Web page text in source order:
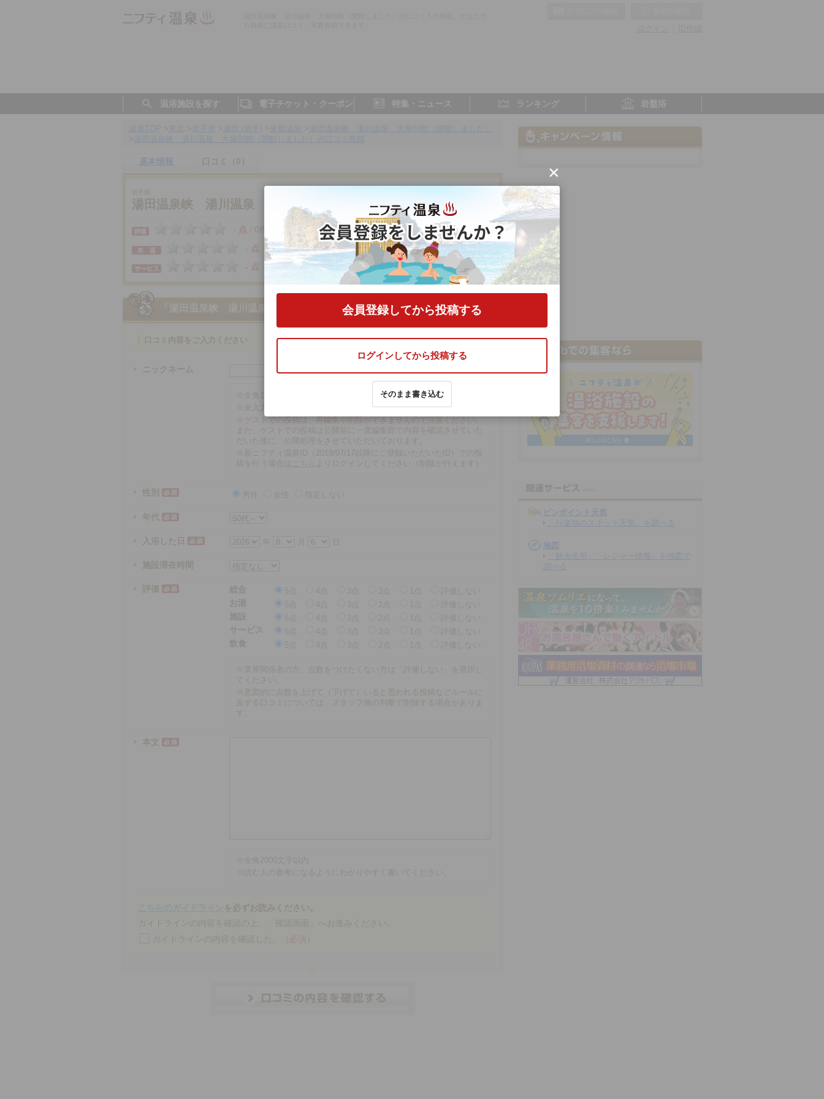
温浴施設を探す 電子チケット・クーポン 特集・ニュース ランキング 岩盤浴
基本情報 口コミ（0）
岩手県
湯田温泉峡 湯川温泉 大扇別館（閉館しました）
- 点 / 0件 岩手県／湯田 (岩手)
- 点
- 点
- 点
- 点
「湯田温泉峡 湯川温泉 大扇別館（閉館しました）」の口コミをする
ニックネーム
※ 全角16文字以内
※ 未入力の場合、匿名で投稿されます。
※ゲストでの投稿は、再編集や削除ができませんので注意ください。
また、ゲストでの投稿は公開前に一度編集部で内容を確認させていた
だいた後に、公開処理をさせていただいております。
※ 新ニフティ温泉ID（2018/07/17以降にご登録いただいたID）での投
稿を行う場合は
こちら よりログインしてください（削除が行えます）
性別 男性 女性 指定しない
年代
入浴した日 年
施設滞在時間
評価 総合 5点 3点 2点 1点
評価しない
お湯
5点 3点 2点 1点
評価しない
施設
5点 3点 2点 1点
評価しない
サービス
5点 3点 2点 1点
評価しない
飲食
5点 3点 2点 1点 評価しない
※ 業界関係者の方、点数をつけたくない方は「評価しない」を選択し
てください。
※ 意図的に点数を上げて（下げて）いると思われる投稿などルールに
反する口コミについては、スタッフ側の判断で削除する場合がありま
本文
※ 全角2000文字以内
※ 読む人の参考になるようにわかりやすく書いてください。
（必須）
ピンポイント天気
「行楽地のスポット天気」を調べる
地図
「観光名所」「レジャー情報」を地図で
調べる
×
会員登録してから投稿する
ログインしてから投稿する
そのまま書き込む